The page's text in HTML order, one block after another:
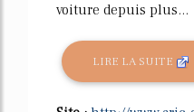
voiture depuis plus...
LIRE LA SUITE